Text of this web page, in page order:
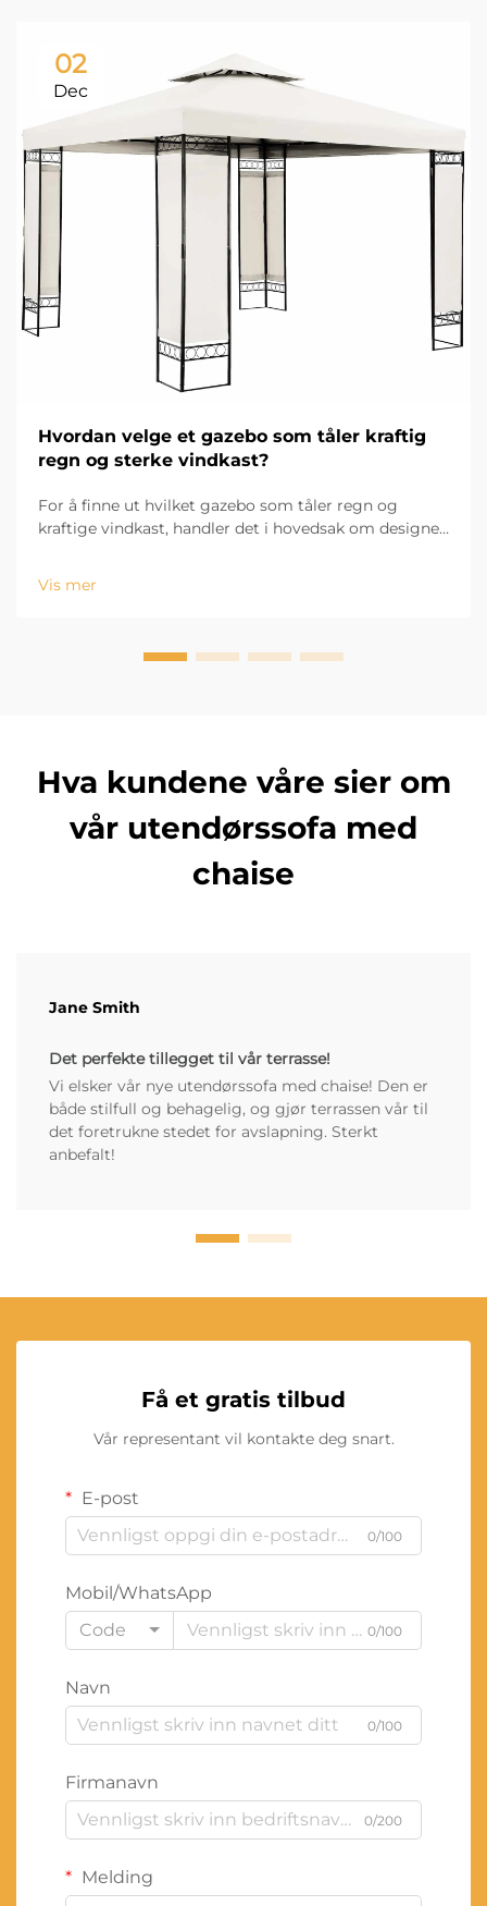
02
Dec
Hvordan velge et gazebo som tåler kraftig
regn og sterke vindkast?
For å finne ut hvilket gazebo som tåler regn og
kraftige vindkast, handler det i hovedsak om designet
Products, som er basert i Hangzhou og har 13 års
erfaring i bransjen, vet at den første delen av
Vis mer
Hva kundene våre sier om
vår utendørssofa med
chaise
Jane Smith
Det perfekte tillegget til vår terrasse!
Vi elsker vår nye utendørssofa med chaise! Den er
både stilfull og behagelig, og gjør terrassen vår til
det foretrukne stedet for avslapning. Sterkt
anbefalt!
Få et gratis tilbud
Vår representant vil kontakte deg snart.
E-post
0/100
Mobil/WhatsApp
Code
0/100
Navn
0/100
Firmanavn
0/200
Melding